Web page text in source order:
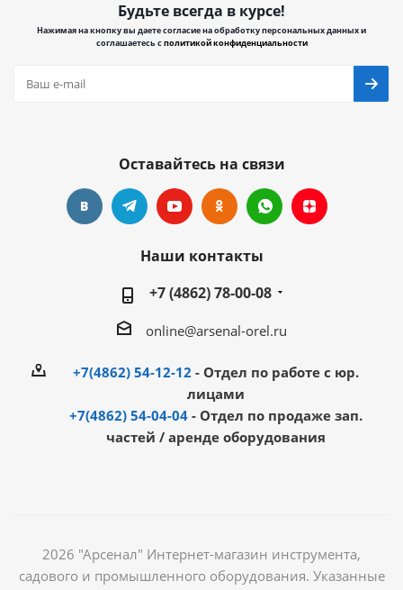
Будьте всегда в курсе!
Нажимая на кнопку вы даете согласие на обработку персональных данных и
соглашаетесь сполитикой конфиденциальности
Оставайтесь на связи
Наши контакты
+7 (4862) 78-00-08
online@arsenal-orel.ru
+7(4862) 54-12-12 - Отдел по работе с юр.
лицами
+7(4862) 54-04-04 - Отдел по продаже зап.
частей / аренде оборудования
2026 "Арсенал" Интернет-магазин инструмента,
садового и промышленного оборудования. Указанные